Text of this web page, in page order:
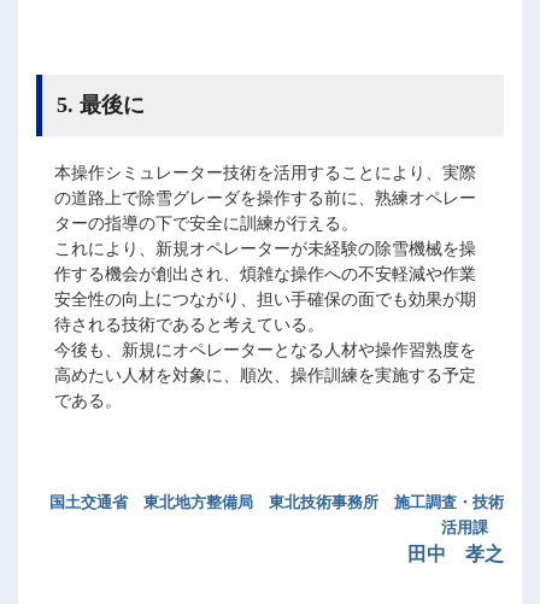
5. 最後に
本操作シミュレーター技術を活用することにより、実際
の道路上で除雪グレーダを操作する前に、熟練オペレー
ターの指導の下で安全に訓練が行える。
これにより、新規オペレーターが未経験の除雪機械を操
作する機会が創出され、煩雑な操作への不安軽減や作業
安全性の向上につながり、担い手確保の面でも効果が期
待される技術であると考えている。
今後も、新規にオペレーターとなる人材や操作習熟度を
高めたい人材を対象に、順次、操作訓練を実施する予定
である。
国土交通省 東北地方整備局 東北技術事務所 施工調査・技術
活用課
田中 孝之